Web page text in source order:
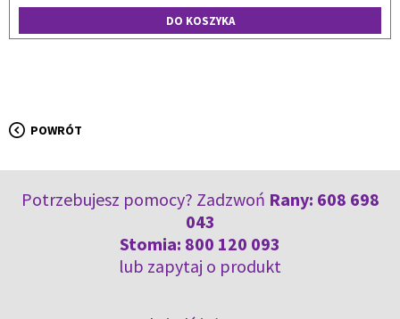
DO KOSZYKA
POWRÓT
Potrzebujesz pomocy? Zadzwoń Rany: 608 698
043
Stomia: 800 120 093
lub zapytaj o produkt